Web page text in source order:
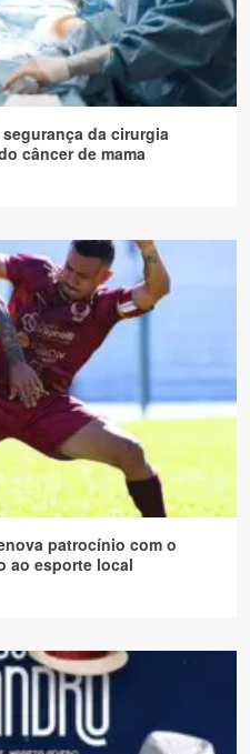
da cirurgia
câncer de mama
patrocínio com o
ao esporte local